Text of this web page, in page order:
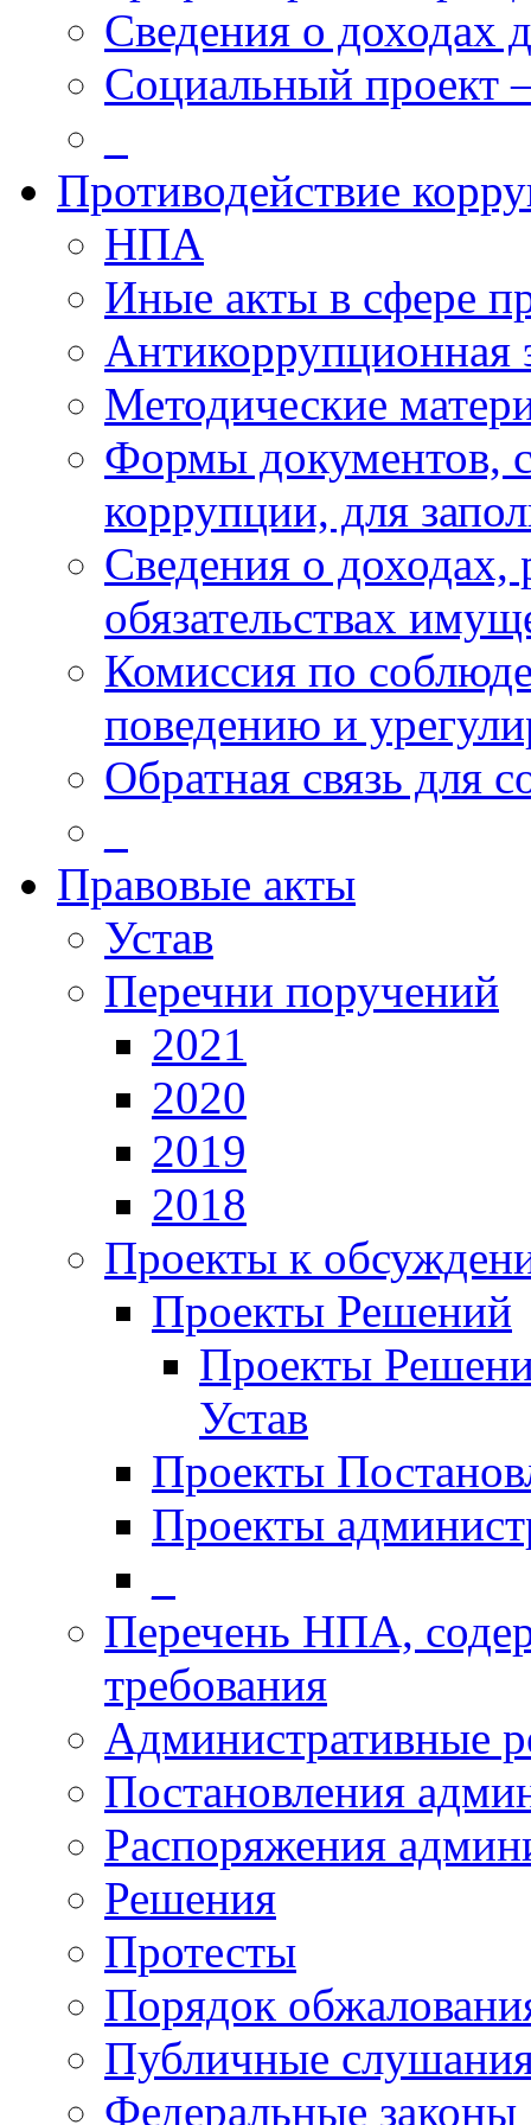
Сведения о доходах
Социальный проект
Противодействие
НПА
Иные акты в сфере
Антикоррупционная
Методические
Формы документов,
коррупции, для
Сведения о доходах,
обязательствах
Комиссия по
поведению и
Обратная связь для
Правовые акты
Устав
Перечни поручений
2021
2020
2019
2018
Проекты к
Проекты Решений
Проекты
Устав
Проекты
Проекты
Перечень НПА,
требования
Административные
Постановления
Распоряжения
Решения
Протесты
Порядок
Публичные
Федеральные законы